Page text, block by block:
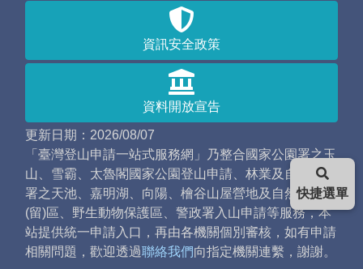
資訊安全政策
資料開放宣告
更新日期：2026/08/07
「臺灣登山申請一站式服務網」乃整合國家公園署之玉
山、雪霸、太魯閣國家公園登山申請、林業及自然保育
署之天池、嘉明湖、向陽、檜谷山屋營地及自然保護
(留)區、野生動物保護區、警政署入山申請等服務，本
站提供統一申請入口，再由各機關個別審核，如有申請
相關問題，歡迎透過聯絡我們向指定機關連繫，謝謝。
快捷選單